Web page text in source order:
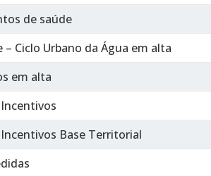
de saúde
– Ciclo Urbano da Água em alta
em alta
Base Territorial